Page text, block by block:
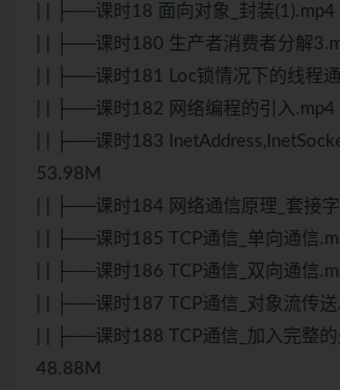
| | ├──课时18 面向对象_封装
| | ├──课时180 生产者消费者分解
| | ├──课时181 Loc锁情况下的线程
| | ├──课时182 网络编程的引入
| | ├──课时183
53.98M
| | ├──课时184 网络通信原理_套接
| | ├──课时185 TCP通信_单向通信
| | ├──课时186 TCP通信_双向通信
| | ├──课时187 TCP通信_对象流传
| | ├──课时188 TCP通信_加入完整
48.88M